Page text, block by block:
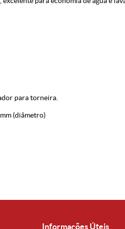
para torneira.
(diâmetro)
Informações Úteis